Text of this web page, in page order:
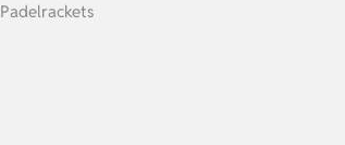
Padelrackets